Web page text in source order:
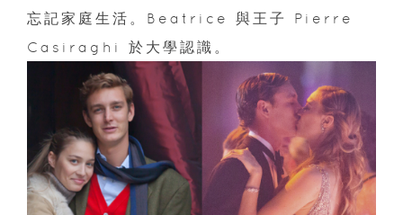
忘記家庭生活。Beatrice 與王子 Pierre
Casiraghi 於大學認識。